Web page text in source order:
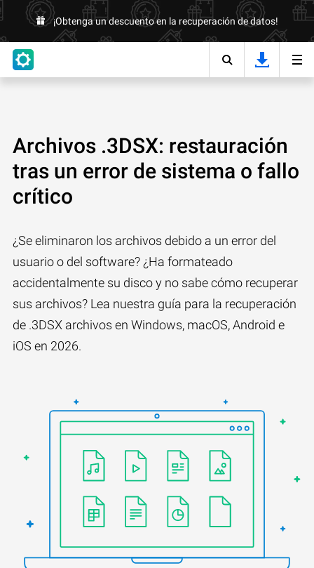
¡Obtenga un descuento en la recuperación de datos!
Archivos .3DSX: restauración
tras un error de sistema o fallo
crítico
¿Se eliminaron los archivos debido a un error del
usuario o del software? ¿Ha formateado
accidentalmente su disco y no sabe cómo recuperar
sus archivos? Lea nuestra guía para la recuperación
de .3DSX archivos en Windows, macOS, Android e
iOS en 2026.